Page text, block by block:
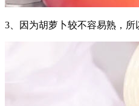
3、因为胡萝卜较不容易熟，